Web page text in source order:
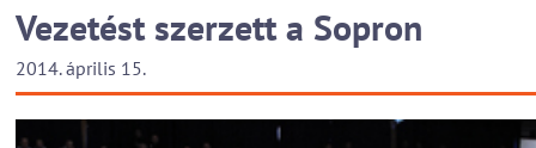
Vezetést szerzett a Sopron
2014. április 15.